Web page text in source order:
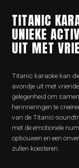
TITANIC
UNIEKE
UIT MET
Titanic karaoke kan
avondje uit met
gelegenheid om
herinneringen te
van de Titanic-
met de emotionele
opbouwen en een
zullen koesteren.